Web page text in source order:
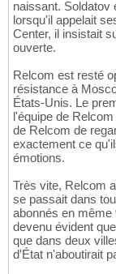
naissant. Soldatov
lorsqu'il appelait
Center, il insistait
ouverte.
Relcom est resté
résistance à
États-Unis. Le
l'équipe de
de Relcom de
exactement ce
émotions.
Très vite, Relcom
se passait dans
abonnés en même
devenu évident
que dans deux
d'État n'aboutirait